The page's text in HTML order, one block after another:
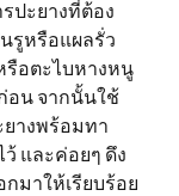
ปะยางที่ต้อง
รูหรือแผลรั่ว
รือตะไบหางหนู
อน จากนั้นใช้
ยางพร้อมทา
ว้ และค่อยๆ ดึง
มาให้เรียบร้อย